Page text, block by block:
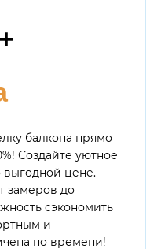
балкона прямо
Создайте уютное
выгодной цене.
замеров до
сэкономить
и
по времени!